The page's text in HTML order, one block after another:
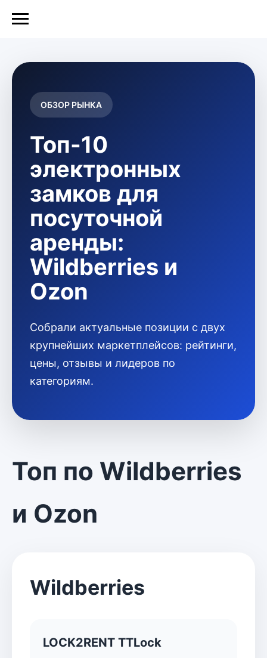
ОБЗОР РЫНКА
Топ-10
электронных
замков для
посуточной
аренды:
Wildberries и
Ozon
Собрали актуальные позиции с двух
крупнейших маркетплейсов: рейтинги,
цены, отзывы и лидеров по
категориям.
Топ по Wildberries
и Ozon
Wildberries
LOCK2RENT TTLock